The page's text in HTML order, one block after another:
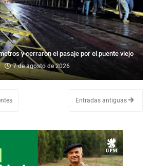
y cerraron el pasaje por el puente viejo
7 de agosto de 2026
Entradas antiguas